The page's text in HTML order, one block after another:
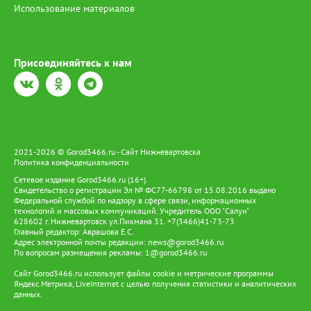
Использование материалов
Присоединяйтесь к нам
2021-2026 © Gorod3466.ru - Сайт Нижневартовска
Политика конфиденциальности
Сетевое издание Gorod3466.ru (16+).
Свидетельство о регистрации Эл № ФС77-66798 от 15.08.2016 выдано
Федеральной службой по надзору в сфере связи, информационных
технологий и массовых коммуникаций. Учредитель ООО "Салун"
628602 г. Нижневартовск ул.Пикмана 31. +7(3466)41-73-73
Главный редактор: Аврашова Е.С.
Адрес электронной почты редакции: news@gorod3466.ru
По вопросам размещения рекламы: 1@gorod3466.ru
Сайт Gorod3466.ru использует файлы cookie и метрические программы
Яндекс.Метрика, LiveInternet с целью получения статистики и аналитических
данных.